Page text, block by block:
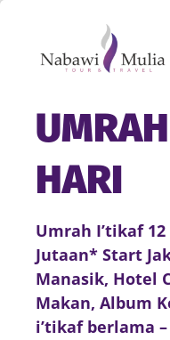
HARI
Umrah I’tikaf
Jutaan* Start
Manasik, Hotel
Makan, Album
i’tikaf berlama